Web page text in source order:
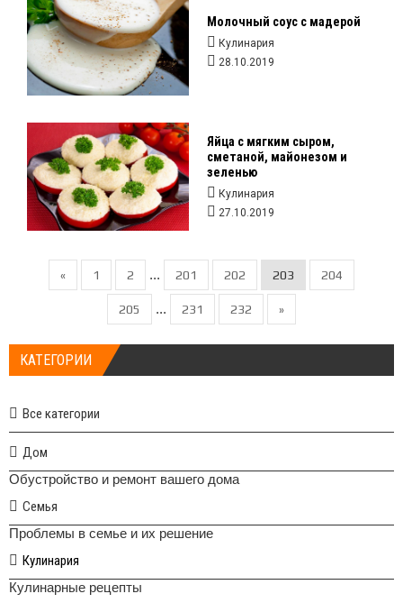
Молочный соус с мадерой
Кулинария
28.10.2019
Яйца с мягким сыром,
сметаной, майонезом и
зеленью
Кулинария
27.10.2019
« 1 2 ... 201 202 203 204
205 ... 231 232 »
КАТЕГОРИИ
Все категории
Дом
Обустройство и ремонт вашего дома
Семья
Проблемы в семье и их решение
Кулинария
Кулинарные рецепты